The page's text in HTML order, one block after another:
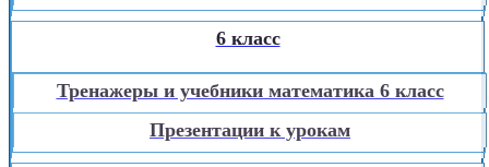
6 класс
Тренажеры и учебники математика 6 класс
Презентации к урокам